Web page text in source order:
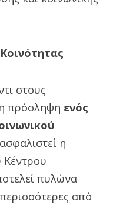
στους
πρόσληψη ενός
η
Κέντρου
πυλώνα
από